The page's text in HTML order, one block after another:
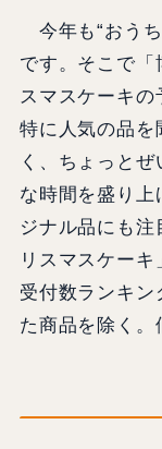
今年も“おうち
です。そこで「
スマスケーキの
特に人気の品を
く、ちょっと
な時間を盛り上
ジナル品にも注
リスマスケー
受付数ランキン
た商品を除く。